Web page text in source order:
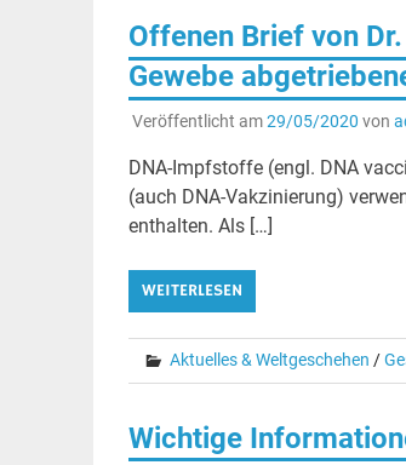
Offenen Brief von
Gewebe
Veröffentlicht am29/05/2020 von
DNA-Impfstoffe (engl. DNA
(auch DNA-Vakzinierung)
enthalten. Als […]
WEITERLESEN
Aktuelles & Weltgeschehen /
Wichtige